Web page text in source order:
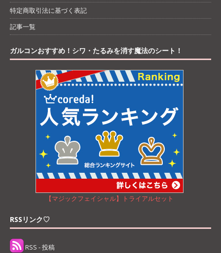
特定商取引法に基づく表記
記事一覧
ガルコンおすすめ！シワ・たるみを消す魔法のシート！
【マジックフェイシャル】トライアルセット
RSSリンク♡
RSS - 投稿